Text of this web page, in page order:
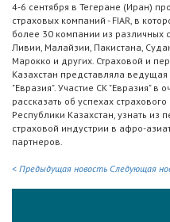
4-6 сентября в Тегеране (Иран)
страховых компаний - FIAR, в
более 30 компании из различных
Ливии, Малайзии, Пакистана,
Марокко и других. Страховой и
Казахстан представляла ведущая
"Евразия". Участие СК "Евразия"
рассказать об успехах
Республики Казахстан, узнать из
страховой индустрии в афро-
партнеров.
< Предыдущая новость Следующая